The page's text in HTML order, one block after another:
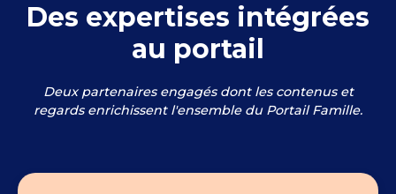
Des expertises intégrées
au portail
Deux partenaires engagés dont les contenus et
regards enrichissent l'ensemble du Portail Famille.